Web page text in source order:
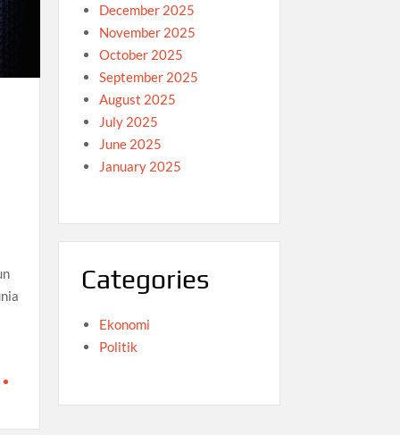
December 2025
November 2025
October 2025
September 2025
August 2025
July 2025
June 2025
January 2025
Categories
Ekonomi
Politik